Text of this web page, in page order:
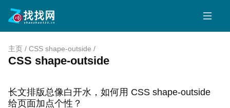
主页 / CSS shape-outside /
CSS shape-outside
长文排版总像白开水，如何用 CSS shape-outside
给页面加点个性？